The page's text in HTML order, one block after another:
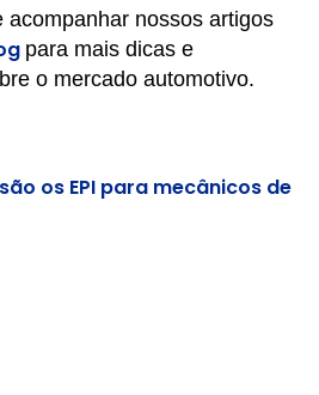
acompanhar nossos artigos
para mais dicas e
o mercado automotivo.
os EPI para mecânicos de